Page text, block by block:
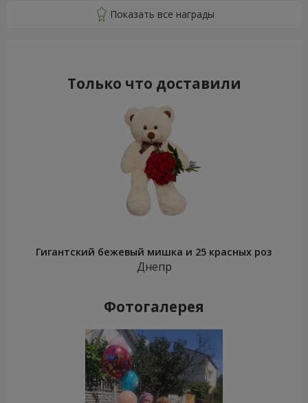
Только что доставили
Гигантский бежевый мишка и 25 красных роз
Днепр
Фотогалерея